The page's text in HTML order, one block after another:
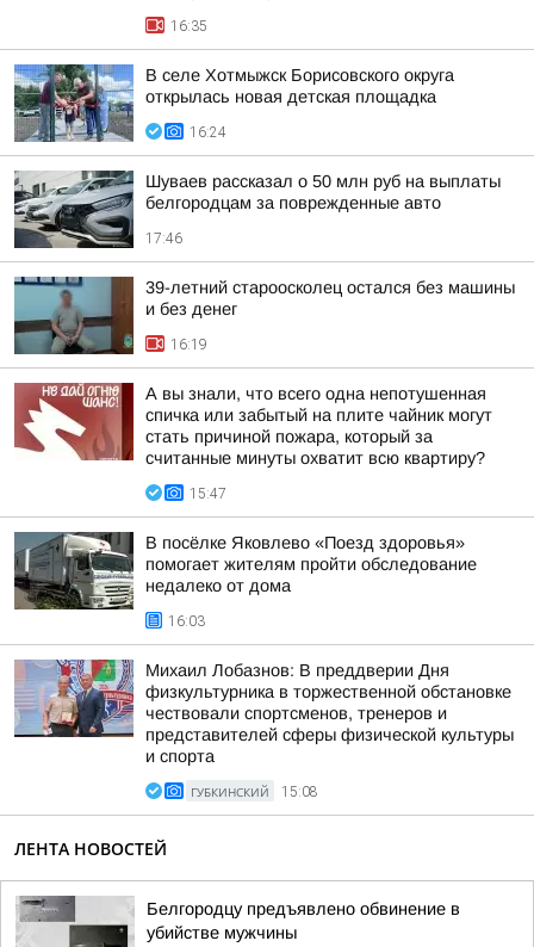
16:35
В селе Хотмыжск Борисовского округа
открылась новая детская площадка
16:24
Шуваев рассказал о 50 млн руб на выплаты
белгородцам за поврежденные авто
17:46
39-летний староосколец остался без машины
и без денег
16:19
А вы знали, что всего одна непотушенная
спичка или забытый на плите чайник могут
стать причиной пожара, который за
считанные минуты охватит всю квартиру?
15:47
В посёлке Яковлево «Поезд здоровья»
помогает жителям пройти обследование
недалеко от дома
16:03
Михаил Лобазнов: В преддверии Дня
физкультурника в торжественной обстановке
чествовали спортсменов, тренеров и
представителей сферы физической культуры
и спорта
ГУБКИНСКИЙ 15:08
ЛЕНТА НОВОСТЕЙ
Белгородцу предъявлено обвинение в
убийстве мужчины